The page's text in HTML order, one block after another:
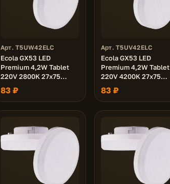
Арт. T5UW42ELC
Ecola GX53 LED
Premium 4,2W Tablet
220V 2800K 27x75
матовая 30000h
83 ₽
Арт. T5UV42ELC
Ecola GX53 LED
Premium 4,2W Tablet
220V 4200K 27x75
матовая 30000h
83 ₽